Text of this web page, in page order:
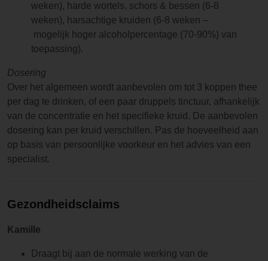
weken), harde wortels, schors & bessen (6-8
weken), harsachtige kruiden (6-8 weken –
mogelijk hoger alcoholpercentage (70-90%) van
toepassing).
Dosering
Over het algemeen wordt aanbevolen om tot 3 koppen thee
per dag te drinken, of een paar druppels tinctuur, afhankelijk
van de concentratie en het specifieke kruid. De aanbevolen
dosering kan per kruid verschillen. Pas de hoeveelheid aan
op basis van persoonlijke voorkeur en het advies van een
specialist.
Gezondheidsclaims
Kamille
Draagt bij aan de normale werking van de